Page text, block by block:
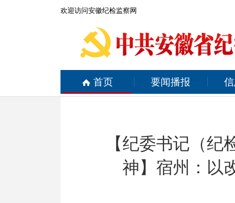
欢迎访问安徽纪检监察网
首页 要闻播报
【纪委书记（
神】宿州：以